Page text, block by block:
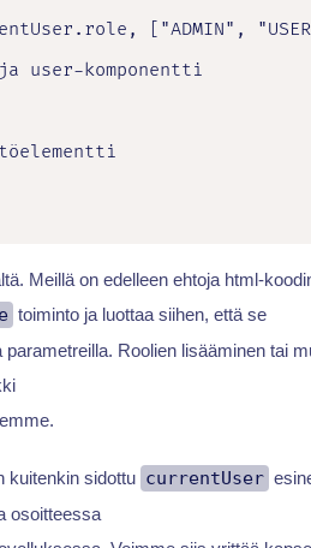
["ADMIN",
user-komponentti
Meillä on edelleen ehtoja html-
toiminto ja luottaa siihen, että se
parametreilla. Roolien lisääminen tai
kuitenkin sidottu currentUser
osoitteessa